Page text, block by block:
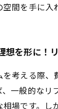
間を手に入
想を形に！
を考える際
、一般的なリ
相場です。し